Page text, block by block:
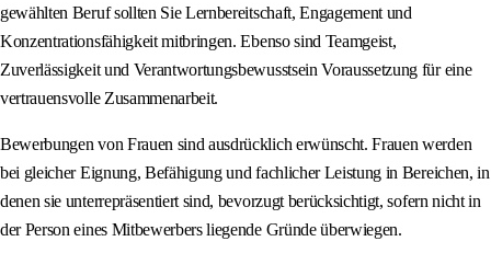
gewählten Beruf sollten Sie Lernbereitschaft, Engagement und
Konzentrationsfähigkeit mitbringen. Ebenso sind Teamgeist,
Zuverlässigkeit und Verantwortungsbewusstsein Voraussetzung für eine
vertrauensvolle Zusammenarbeit.
Bewerbungen von Frauen sind ausdrücklich erwünscht. Frauen werden
bei gleicher Eignung, Befähigung und fachlicher Leistung in Bereichen, in
denen sie unterrepräsentiert sind, bevorzugt berücksichtigt, sofern nicht in
der Person eines Mitbewerbers liegende Gründe überwiegen.